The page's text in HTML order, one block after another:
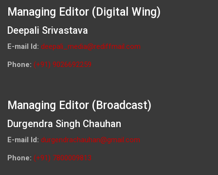
Managing Editor (Digital Wing)
Deepali Srivastava
E-mail Id: deepali_media@rediffmail.com
Phone: (+91) 9026692259
Managing Editor (Broadcast)
Durgendra Singh Chauhan
E-mail Id: durgendrachauhan@gmail.com
Phone: (+91) 7800009813